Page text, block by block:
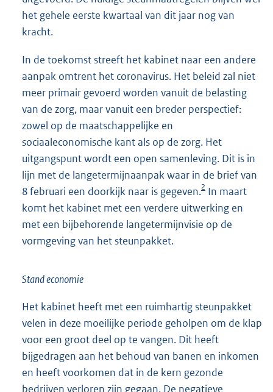
het gehele eerste kwartaal van dit jaar nog van
kracht.
In de toekomst streeft het kabinet naar een andere
aanpak omtrent het coronavirus. Het beleid zal niet
meer primair gevoerd worden vanuit de belasting
van de zorg, maar vanuit een breder perspectief:
zowel op de maatschappelijke en
sociaaleconomische kant als op de zorg. Het
uitgangspunt wordt een open samenleving. Dit is in
lijn met de langetermijnaanpak waar in de brief van
8 februari een doorkijk naar is gegeven.2 In maart
komt het kabinet met een verdere uitwerking en
met een bijbehorende langetermijnvisie op de
vormgeving van het steunpakket.
Stand economie
Het kabinet heeft met een ruimhartig steunpakket
velen in deze moeilijke periode geholpen om de klap
voor een groot deel op te vangen. Dit heeft
bijgedragen aan het behoud van banen en inkomen
en heeft voorkomen dat in de kern gezonde
bedrijven verloren zijn gegaan. De negatieve